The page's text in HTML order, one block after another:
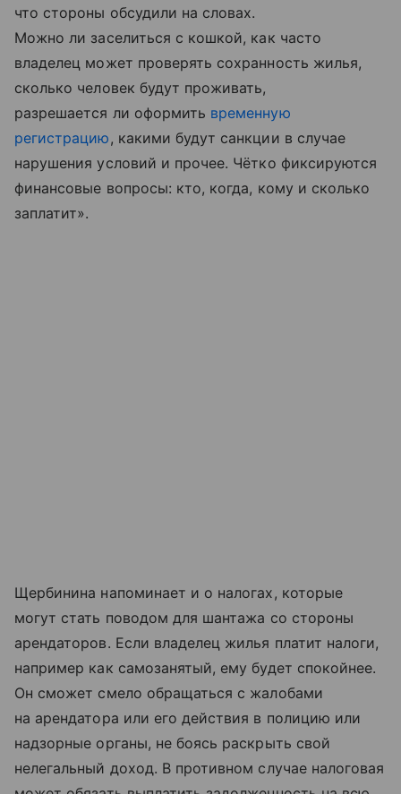
что стороны обсудили на словах.
Можно ли заселиться с кошкой, как часто
владелец может проверять сохранность жилья,
сколько человек будут проживать,
разрешается ли оформить временную
регистрацию, какими будут санкции в случае
нарушения условий и прочее. Чётко фиксируются
финансовые вопросы: кто, когда, кому и сколько
заплатит».
Щербинина напоминает и о налогах, которые
могут стать поводом для шантажа со стороны
арендаторов. Если владелец жилья платит налоги,
например как самозанятый, ему будет спокойнее.
Он сможет смело обращаться с жалобами
на арендатора или его действия в полицию или
надзорные органы, не боясь раскрыть свой
нелегальный доход. В противном случае налоговая